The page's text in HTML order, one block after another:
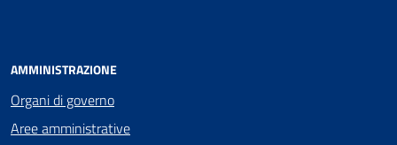
AMMINISTRAZIONE
Organi di governo
Aree amministrative